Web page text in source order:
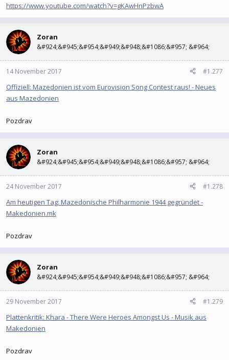
https://www.youtube.com/watch?v=gKAwHnPzbwA
Zoran
&#924;&#945;&#954;&#949;&#948;&#1086;&#957; &#964;
14 November 2017 #1.277
Offiziell: Mazedonien ist vom Eurovision Song Contest raus! - Neues
aus Mazedonien
Pozdrav
Zoran
&#924;&#945;&#954;&#949;&#948;&#1086;&#957; &#964;
24 November 2017 #1.278
Am heutigen Tag: Mazedonische Philharmonie 1944 gegründet -
Makedonien.mk
Pozdrav
Zoran
&#924;&#945;&#954;&#949;&#948;&#1086;&#957; &#964;
29 November 2017 #1.279
Plattenkritik: Khara - There Were Heroes Amongst Us - Musik aus
Makedonien
Pozdrav